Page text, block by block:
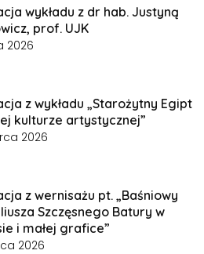
wykładu z dr hab. Justyną
prof. UJK
2026
z wykładu „Starożytny Egipt
kulturze artystycznej”
2026
z wernisażu pt. „Baśniowy
Szczęsnego Batury w
i małej grafice”
2026